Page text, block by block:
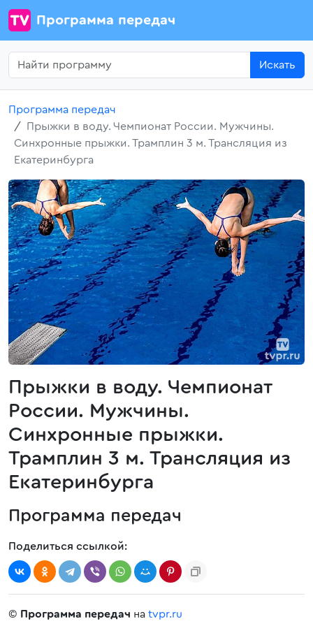
Программа передач
Искать
Программа передач
Прыжки в воду. Чемпионат России. Мужчины.
Синхронные прыжки. Трамплин 3 м. Трансляция из
Екатеринбурга
Прыжки в воду. Чемпионат
России. Мужчины.
Синхронные прыжки.
Трамплин 3 м. Трансляция из
Екатеринбурга
Программа передач
Поделиться ссылкой:
© Программа передач на tvpr.ru